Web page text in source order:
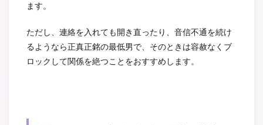
ます。
ただし、連絡を入れても開き直ったり、音信不通を続け
るようなら正真正銘の最低男で、そのときは容赦なくブ
ロックして関係を絶つことをおすすめします。